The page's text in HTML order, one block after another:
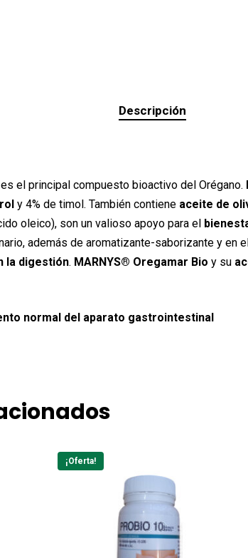
Descripción
el principal compuesto bioactivo del Orégano.
y 4% de timol. También contiene aceite de
oleico), son un valioso apoyo para el
además de aromatizante-saborizante y en
la digestión. MARNYS® Oregamar Bio y su
normal del aparato gastrointestinal
¡Oferta!